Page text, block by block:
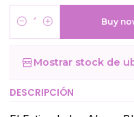
Cantidad
Buy
Mostrar stock de
DESCRIPCIÓN